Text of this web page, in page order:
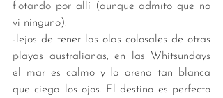
flotando por allí (aunque admito que no
vi ninguno).
-lejos de tener las olas colosales de otras
playas australianas, en las Whitsundays
el mar es calmo y la arena tan blanca
que ciega los ojos. El destino es perfecto